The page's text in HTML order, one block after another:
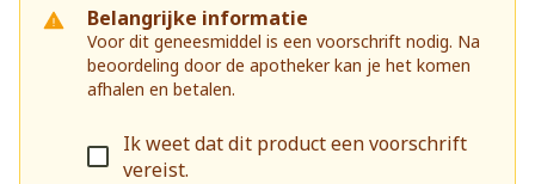
Belangrijke informatie
Voor dit geneesmiddel is een voorschrift nodig. Na
beoordeling door de apotheker kan je het komen
afhalen en betalen.
Ik weet dat dit product een voorschrift
vereist.